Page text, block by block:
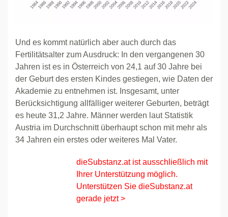
Und es kommt natürlich aber auch durch das
Fertilitätsalter zum Ausdruck: In den vergangenen 30
Jahren ist es in Österreich von 24,1 auf 30 Jahre bei
der Geburt des ersten Kindes gestiegen, wie Daten der
Akademie zu entnehmen ist. Insgesamt, unter
Berücksichtigung allfälliger weiterer Geburten, beträgt
es heute 31,2 Jahre. Männer werden laut Statistik
Austria im Durchschnitt überhaupt schon mit mehr als
34 Jahren ein erstes oder weiteres Mal Vater.
dieSubstanz.at ist ausschließlich mit
Ihrer Unterstützung möglich.
Unterstützen Sie dieSubstanz.at
gerade jetzt >